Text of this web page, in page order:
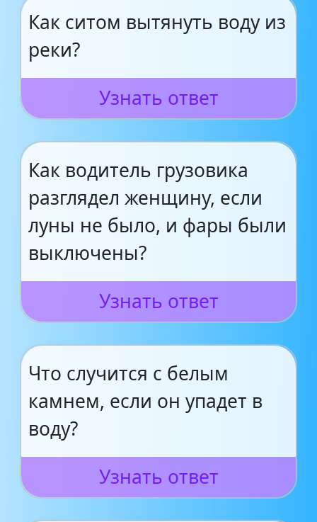
Как ситом вытянуть воду из
реки?
Узнать ответ
Как водитель грузовика
разглядел женщину, если
луны не было, и фары были
выключены?
Узнать ответ
Что случится с белым
камнем, если он упадет в
воду?
Узнать ответ